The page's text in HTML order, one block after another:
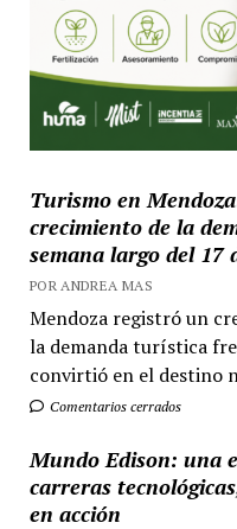
Turismo en
crecimiento de la
semana largo del 17
POR ANDREA MAS
Mendoza registró un
la demanda turística
convirtió en el destino
Comentarios cerrados
Mundo Edison: una
carreras
en acción